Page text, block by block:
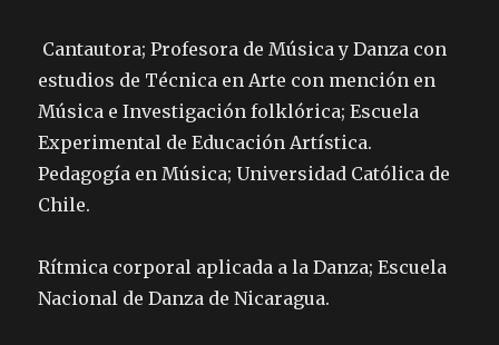
Cantautora; Profesora de Música y Danza con
estudios de Técnica en Arte con mención en
Música e Investigación folklórica; Escuela
Experimental de Educación Artística.
Pedagogía en Música; Universidad Católica de
Chile.
Rítmica corporal aplicada a la Danza; Escuela
Nacional de Danza de Nicaragua.